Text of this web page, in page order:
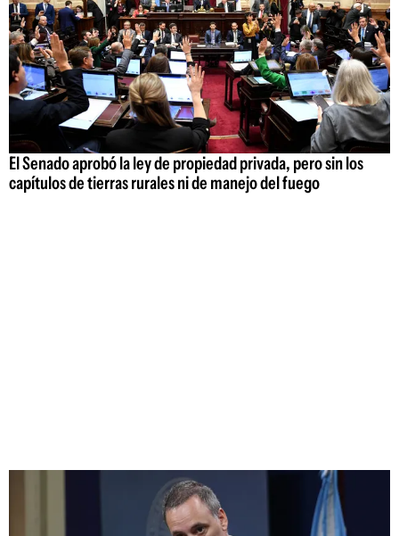
El Senado aprobó la ley de propiedad privada, pero sin los
capítulos de tierras rurales ni de manejo del fuego